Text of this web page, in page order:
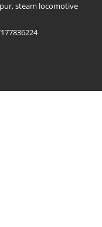
,steam locomotive